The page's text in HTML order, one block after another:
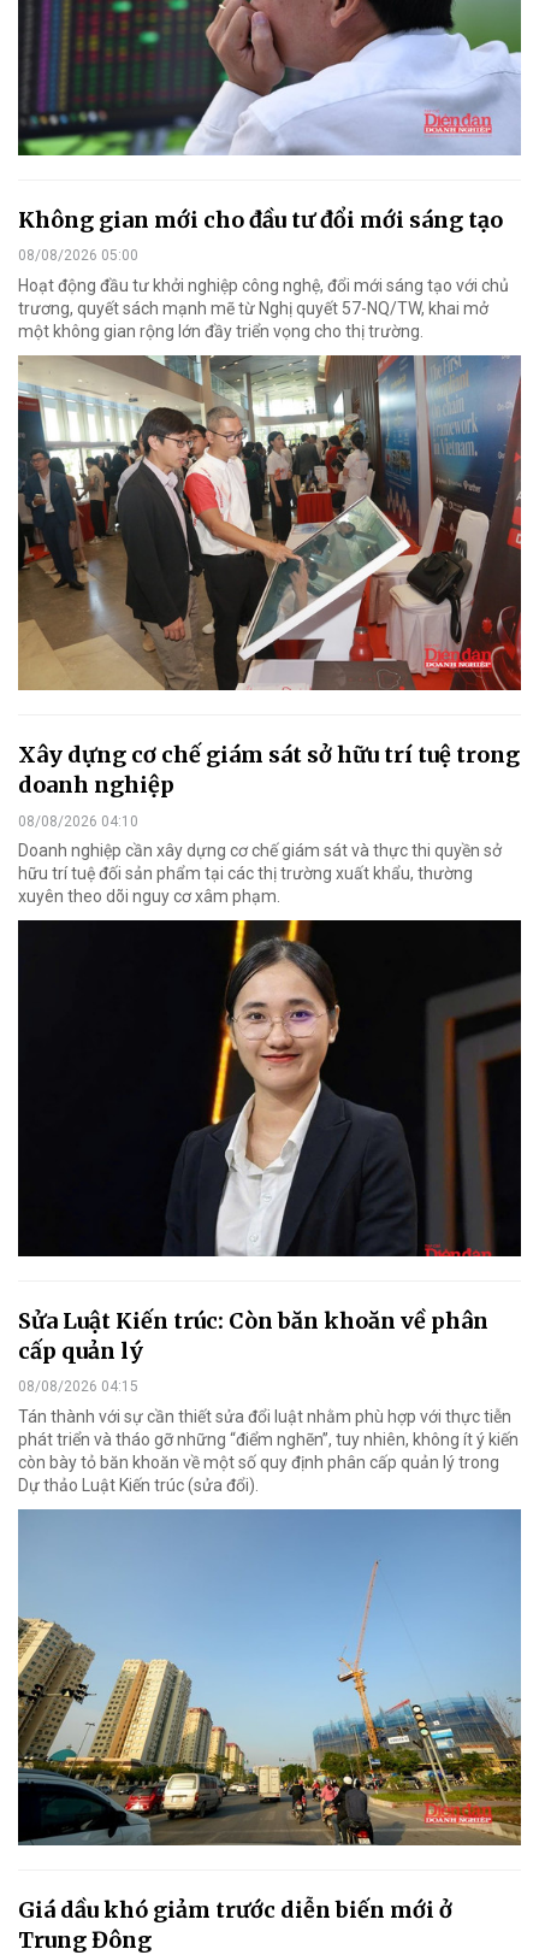
Không gian mới cho đầu tư đổi mới sáng tạo
08/08/2026 05:00
Hoạt động đầu tư khởi nghiệp công nghệ, đổi mới sáng tạo với chủ
trương, quyết sách mạnh mẽ từ Nghị quyết 57-NQ/TW, khai mở
một không gian rộng lớn đầy triển vọng cho thị trường.
Xây dựng cơ chế giám sát sở hữu trí tuệ trong
doanh nghiệp
08/08/2026 04:10
Doanh nghiệp cần xây dựng cơ chế giám sát và thực thi quyền sở
hữu trí tuệ đối sản phẩm tại các thị trường xuất khẩu, thường
xuyên theo dõi nguy cơ xâm phạm.
Sửa Luật Kiến trúc: Còn băn khoăn về phân
cấp quản lý
08/08/2026 04:15
Tán thành với sự cần thiết sửa đổi luật nhằm phù hợp với thực tiễn
phát triển và tháo gỡ những “điểm nghẽn”, tuy nhiên, không ít ý kiến
còn bày tỏ băn khoăn về một số quy định phân cấp quản lý trong
Dự thảo Luật Kiến trúc (sửa đổi).
Giá dầu khó giảm trước diễn biến mới ở
Trung Đông